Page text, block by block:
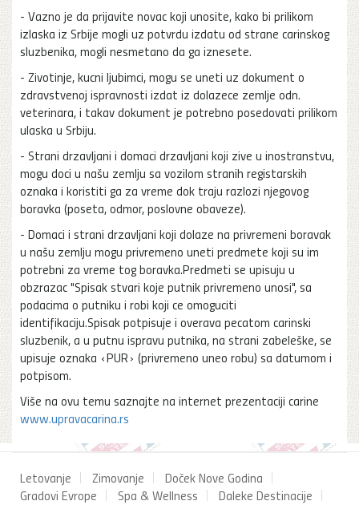
- Vazno je da prijavite novac koji unosite, kako bi prilikom
izlaska iz Srbije mogli uz potvrdu izdatu od strane carinskog
sluzbenika, mogli nesmetano da ga iznesete.
- Zivotinje, kucni ljubimci, mogu se uneti uz dokument o
zdravstvenoj ispravnosti izdat iz dolazece zemlje odn.
veterinara, i takav dokument je potrebno posedovati prilikom
ulaska u Srbiju.
- Strani drzavljani i domaci drzavljani koji zive u inostranstvu,
mogu doci u našu zemlju sa vozilom stranih registarskih
oznaka i koristiti ga za vreme dok traju razlozi njegovog
boravka (poseta, odmor, poslovne obaveze).
- Domaci i strani drzavljani koji dolaze na privremeni boravak
u našu zemlju mogu privremeno uneti predmete koji su im
potrebni za vreme tog boravka.Predmeti se upisuju u
obzrazac "Spisak stvari koje putnik privremeno unosi", sa
podacima o putniku i robi koji ce omoguciti
identifikaciju.Spisak potpisuje i overava pecatom carinski
sluzbenik, a u putnu ispravu putnika, na strani zabeleške, se
upisuje oznaka «PUR» (privremeno uneo robu) sa datumom i
potpisom.
Više na ovu temu saznajte na internet prezentaciji carine
www.upravacarina.rs
Letovanje Zimovanje
Doček Nove Godina
Gradovi Evrope
Spa & Wellness Daleke Destinacije